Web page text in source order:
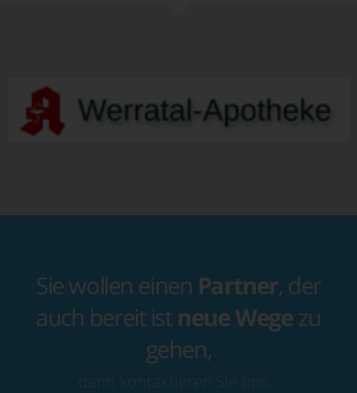
Sie wollen einen Partner, der
auch bereit ist neue Wegezu
gehen,
dann kontaktieren Sie uns…